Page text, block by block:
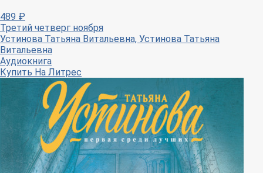
489 ₽
Третий четверг ноября
Устинова Татьяна Витальевна, Устинова Татьяна
Витальевна
Аудиокнига
Купить На Литрес